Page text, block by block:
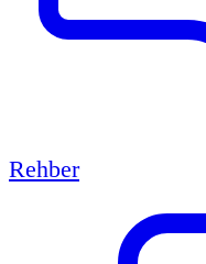
Rehber